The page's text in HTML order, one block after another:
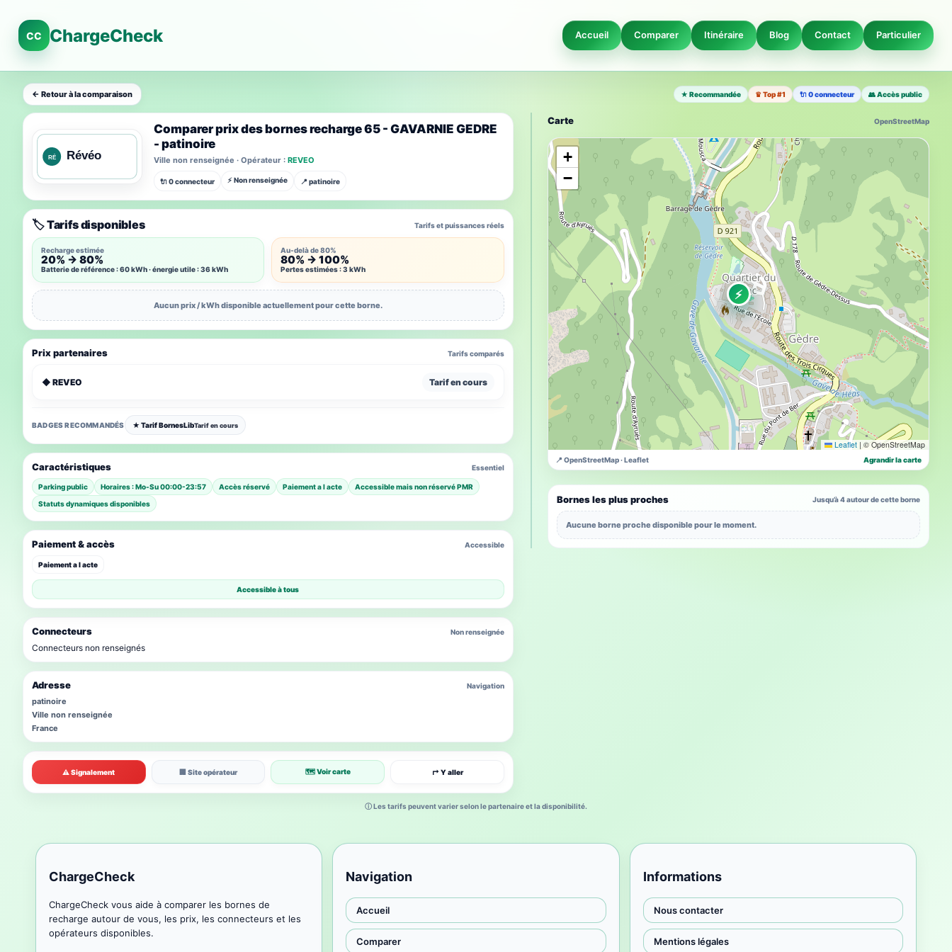
CC ChargeCheck Accueil Comparer Itinéraire Blog Contact Particulier
← Retour à la comparaison ★ Recommandée ♛ Top #1 🔌 0 connecteur 👥 Accès public
Comparer prix des bornes recharge 65 - GAVARNIE GEDRE
- patinoire
Ville non renseignée · Opérateur : REVEO
🔌 0 connecteur ⚡ Non renseignée 📍 patinoire
Carte OpenStreetMap
⚡
+
−
Leaflet | © OpenStreetMap
📍 OpenStreetMap · Leaflet Agrandir la carte
Bornes les plus proches Jusqu’à 4 autour de cette borne
Aucune borne proche disponible pour le moment.
🏷️ Tarifs disponibles Tarifs et puissances réels
Recharge estimée
20% → 80%
Batterie de référence : 60 kWh · énergie utile : 36 kWh
Au-delà de 80%
80% → 100%
Pertes estimées : 3 kWh
Aucun prix / kWh disponible actuellement pour cette borne.
Prix partenaires Tarifs comparés
◆ REVEO Tarif en cours
BADGES RECOMMANDÉS ★ Tarif BornesLibTarif en cours
⚠ Signalement 🏢 Site opérateur 🗺 Voir carte ↱ Y aller
Caractéristiques Essentiel
Parking public Horaires : Mo-Su 00:00-23:57 Accès réservé Paiement a l acte
Accessible mais non réservé PMR
Statuts dynamiques disponibles
Connecteurs Non renseignée
Connecteurs non renseignés
Paiement & accès Accessible
Paiement a l acte
Accessible à tous
Adresse Navigation
patinoire
Ville non renseignée
France
ⓘ Les tarifs peuvent varier selon le partenaire et la disponibilité.
ChargeCheck
ChargeCheck vous aide à comparer les bornes de
recharge autour de vous, les prix, les connecteurs et les
opérateurs disponibles.
Navigation
Accueil
Comparer
Informations
Nous contacter
Mentions légales